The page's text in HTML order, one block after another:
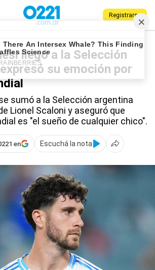
Registrarse
Selección argentina
llegó a la Selección
su emoción por
sumó a la Selección argentina
Lionel Scaloni y aseguró que
es "el sueño de cualquier chico".
en
Escuchá la nota